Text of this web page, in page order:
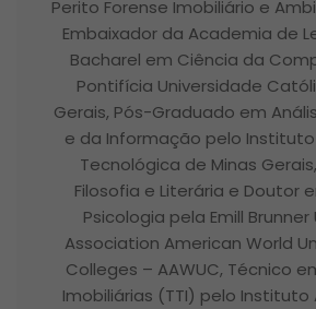
Perito Forense Imobiliário e
Embaixador da Academia de
Bacharel em Ciência da
Pontifícia Universidade
Gerais, Pós-Graduado em
e da Informação pelo
Tecnológica de Minas
Filosofia e Literária e Doutor
Psicologia pela Emill Brunner
Association American World
Colleges – AAWUC, Técnico
Imobiliárias (TTI) pelo Instituto